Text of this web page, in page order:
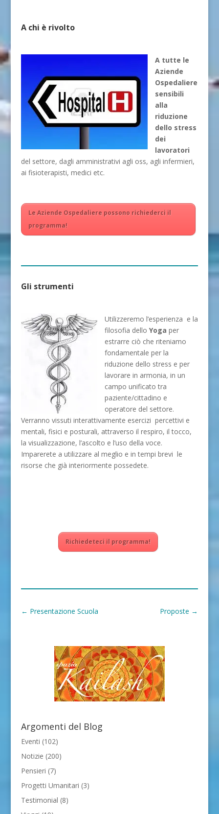
A chi è rivolto
A tutte le
Aziende
Ospedaliere
sensibili
alla
riduzione
dello stress
dei
lavoratori
del settore, dagli amministrativi agli oss, agli infermieri,
ai fisioterapisti, medici etc.
Le Aziende Ospedaliere possono richiederci il
programma!
Gli strumenti
Utilizzeremo l’esperienza e la
filosofia dello Yoga per
estrarre ciò che riteniamo
fondamentale per la
riduzione dello stress e per
lavorare in armonia, in un
campo unificato tra
paziente/cittadino e
operatore del settore.
Verranno vissuti interattivamente esercizi percettivi e
mentali, fisici e posturali, attraverso il respiro, il tocco,
la visualizzazione, l’ascolto e l’uso della voce.
Imparerete a utilizzare al meglio e in tempi brevi le
risorse che già interiormente possedete.
Richiedeteci il programma!
← Presentazione Scuola Proposte →
Argomenti del Blog
Eventi (102)
Notizie (200)
Pensieri (7)
Progetti Umanitari (3)
Testimonial (8)